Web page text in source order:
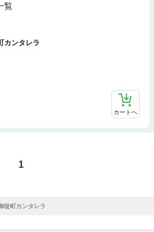
覧
カンタレラ
カートへ
1
徒町カンタレラ